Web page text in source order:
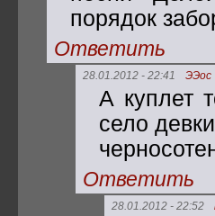
порядок
Ответить
28.01.2012 - 22:41 ЭЭос
А куплет
село
Ответить
28.01.2012 - 22:52